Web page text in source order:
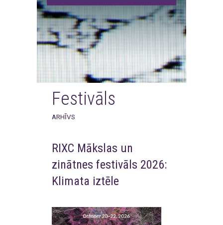
Festivāls
ARHĪVS
RIXC Mākslas un
zinātnes festivāls 2026:
Klimata iztēle